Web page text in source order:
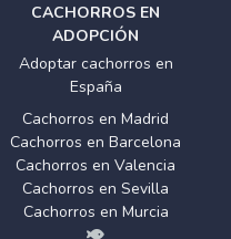
CACHORROS EN
ADOPCIÓN
Adoptar cachorros en
España
Cachorros en Madrid
Cachorros en Barcelona
Cachorros en Valencia
Cachorros en Sevilla
Cachorros en Murcia